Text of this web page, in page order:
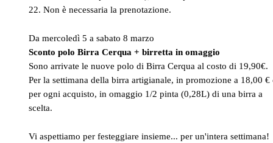
22. Non è necessaria la prenotazione.
Da mercoledì 5 a sabato 8 marzo
Sconto polo Birra Cerqua + birretta in omaggio
Sono arrivate le nuove polo di Birra Cerqua al costo di 19,90€.
Per la settimana della birra artigianale, in promozione a 18,00 €
per ogni acquisto, in omaggio 1/2 pinta (0,28L) di una birra a
scelta.
Vi aspettiamo per festeggiare insieme... per un'intera settimana!